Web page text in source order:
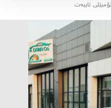
تایبه‌ت